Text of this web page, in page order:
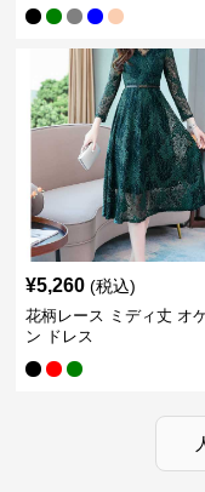
¥5,260 (税込)
花柄レース ミディ丈 オ
ン ドレス